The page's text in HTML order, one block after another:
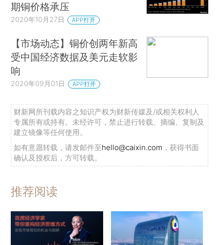
期铜价格承压
2020年10月27日 APP打开
【市场动态】铜价创两年新高
受中国经济数据及美元走软影
响
2020年09月01日 APP打开
财新网所刊载内容之知识产权为财新传媒及/或相关权利人
专属所有或持有。未经许可，禁止进行转载、摘编、复制及
建立镜像等任何使用。
如有意愿转载，请发邮件至hello@caixin.com ，获得书面
确认及授权后，方可转载。
推荐阅读